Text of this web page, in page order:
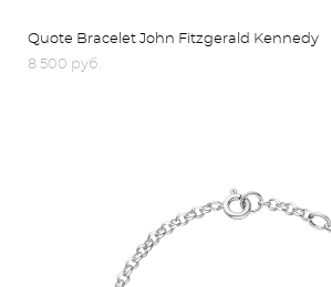
Quote Bracelet John Fitzgerald Kennedy
8 500 pуб.